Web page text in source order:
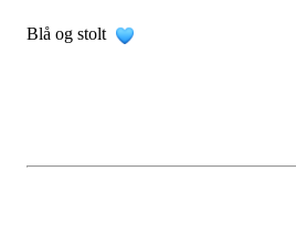
Blå og stolt